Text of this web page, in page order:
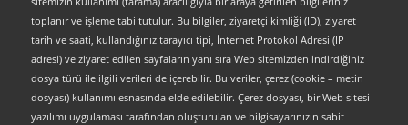
toplanır ve işleme tabi tutulur. Bu bilgiler, ziyaretçi kimliği (ID), ziyaret
tarih ve saati, kullandığınız tarayıcı tipi, İnternet Protokol Adresi (IP
adresi) ve ziyaret edilen sayfaların yanı sıra Web sitemizden indirdiğiniz
dosya türü ile ilgili verileri de içerebilir. Bu veriler, çerez (cookie – metin
dosyası) kullanımı esnasında elde edilebilir. Çerez dosyası, bir Web sitesi
yazılımı uygulaması tarafından oluşturulan ve bilgisayarınızın sabit